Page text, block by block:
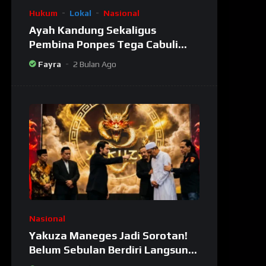
Hukum Lokal Nasional
Ayah Kandung Sekaligus
Pembina Ponpes Tega Cabuli
Dua Putrinya Sendiri
Fayra 2 Bulan Ago
Nasional
Yakuza Maneges Jadi Sorotan!
Belum Sebulan Berdiri Langsung